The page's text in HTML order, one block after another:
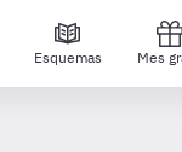
Esquemas Mes